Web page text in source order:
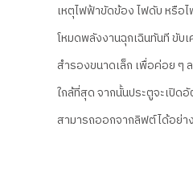
เหตุไฟฟ้าขัดข้อง ไฟดับ หรือ
โหมดพลังงานฉุกเฉินทันที ขับ
สำรองขนาดเล็ก เพื่อค่อย ๆ
ใกล้ที่สุด จากนั้นประตูจะเปิด
สามารถออกจากลิฟต์ได้อย่า